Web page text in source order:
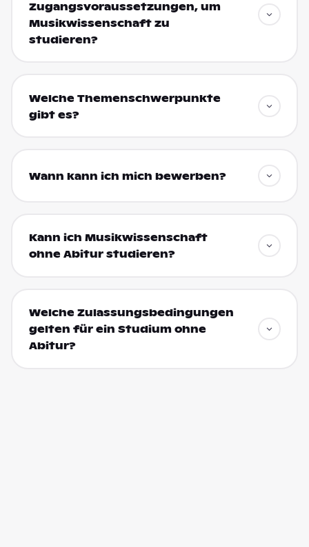
Zugangsvoraussetzungen, um
Musikwissenschaft zu
studieren?
Welche Themenschwerpunkte
gibt es?
Wann kann ich mich bewerben?
Kann ich Musikwissenschaft
ohne Abitur studieren?
Welche Zulassungsbedingungen
gelten für ein Studium ohne
Abitur?